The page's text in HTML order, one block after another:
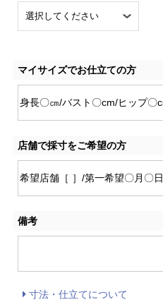
マイサイズでお仕立ての方
店舗で採寸をご希望の方
備考
寸法・仕立てについて